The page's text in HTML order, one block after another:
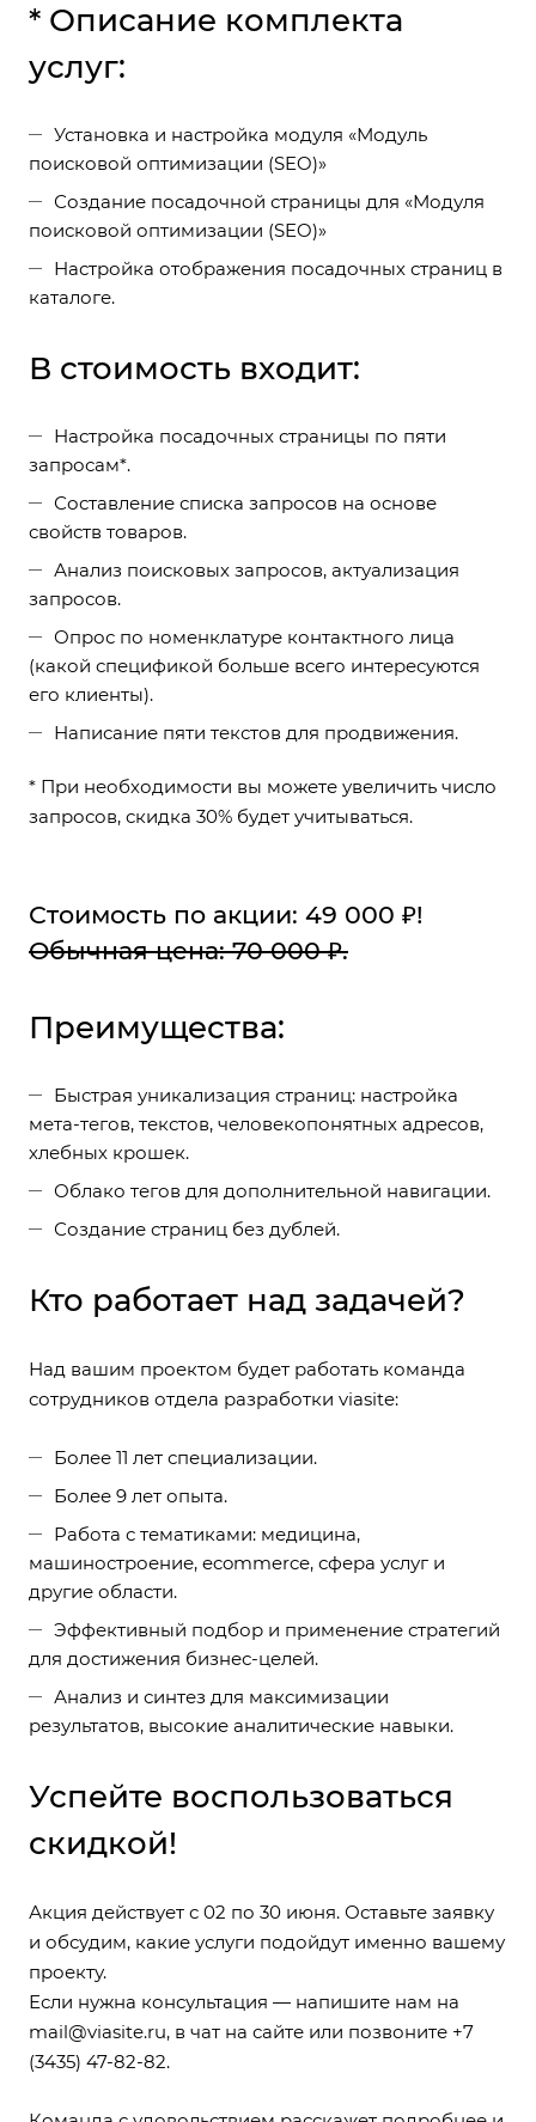
* Описание комплекта
услуг:
Установка и настройка модуля «Модуль
поисковой оптимизации (SEO)»
Создание посадочной страницы для «Модуля
поисковой оптимизации (SEO)»
Настройка отображения посадочных страниц в
каталоге.
В стоимость входит:
Настройка посадочных страницы по пяти
запросам*.
Составление списка запросов на основе
свойств товаров.
Анализ поисковых запросов, актуализация
запросов.
Опрос по номенклатуре контактного лица
(какой спецификой больше всего интересуются
его клиенты).
Написание пяти текстов для продвижения.
* При необходимости вы можете увеличить число
запросов, скидка 30% будет учитываться.
Стоимость по акции: 49 000 ₽!
Обычная цена: 70 000 ₽.
Преимущества:
Быстрая уникализация страниц: настройка
мета-тегов, текстов, человекопонятных адресов,
хлебных крошек.
Облако тегов для дополнительной навигации.
Создание страниц без дублей.
Кто работает над задачей?
Над вашим проектом будет работать команда
сотрудников отдела разработки viasite:
Более 11 лет специализации.
Более 9 лет опыта.
Работа с тематиками: медицина,
машиностроение, ecommerce, сфера услуг и
другие области.
Эффективный подбор и применение стратегий
для достижения бизнес-целей.
Анализ и синтез для максимизации
результатов, высокие аналитические навыки.
Успейте воспользоваться
скидкой!
Акция действует с 02 по 30 июня. Оставьте заявку
и обсудим, какие услуги подойдут именно вашему
проекту.
Если нужна консультация — напишите нам на
mail@viasite.ru, в чат на сайте или позвоните +7
(3435) 47-82-82.